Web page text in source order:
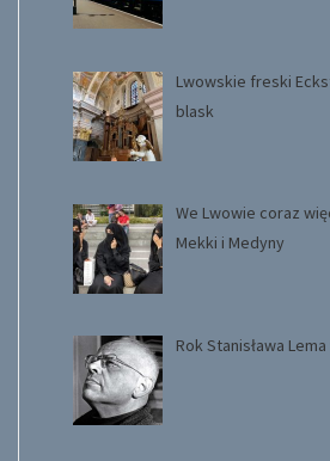
Lwowskie freski
blask
We Lwowie coraz
Mekki i Medyny
Rok Stanisława